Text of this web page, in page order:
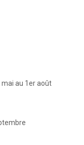
mai au 1er août